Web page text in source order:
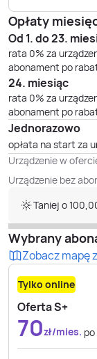
Opłaty
Od 1. do 23.
rata 0% za
abonament po
24. miesiąc
rata 0% za
abonament po
Jednorazowo
opłata na start za
Urządzenie w
Urządzenie bez
Taniej o
Wybrany
Zobacz mapę
Tylko online
Oferta S+
70zł/mies.